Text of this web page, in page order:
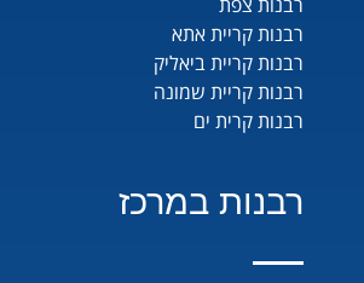
רבנות קריית אתא
רבנות קריית ביאליק
רבנות קריית שמונה
רבנות קרית ים
רבנות במרכז